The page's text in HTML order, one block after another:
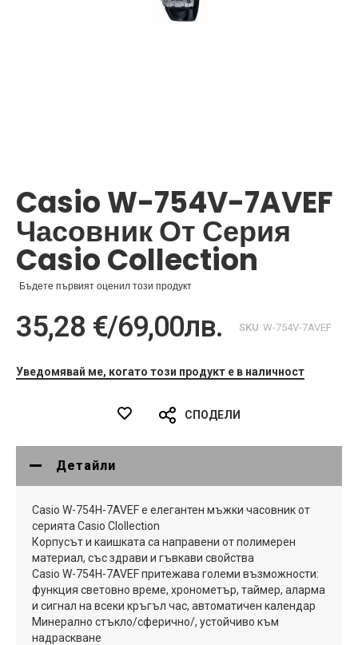
на
галерия
със
снимки
Casio W-754V-7AVEF
Часовник От Серия
Casio Collection
Бъдете първият оценил този продукт
35,28 €/69,00лв. SKU W-754V-7AVEF
Уведомявай ме, когато този продукт е в наличност
СПОДЕЛИ
Детайли
Casio W-754H-7AVEF е елегантен мъжки часовник от
серията Casio CIollection
Корпусът и каишката са направени от полимерен
материал, със здрави и гъвкави свойства
Casio W-754H-7AVEF притежава големи възможности:
функция световно време, хронометър, таймер, аларма
и сигнал на всеки кръгъл час, автоматичен календар
Минерално стъкло/сферично/, устойчиво към
надраскване